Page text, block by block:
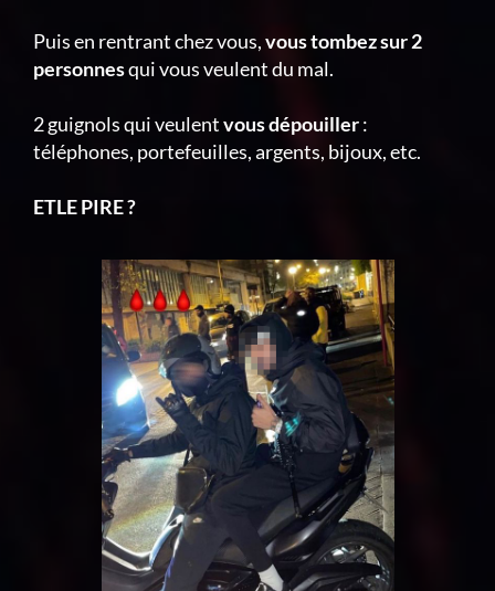
Puis en rentrant chez vous,vous tombez sur 2
personnesqui vous veulent du mal.
2 guignols qui veulentvous dépouiller:
téléphones, portefeuilles, argents, bijoux, etc.
ETLE PIRE ?